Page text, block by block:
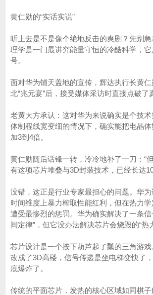
黄仁勋的“实话实说”
听上去是不是像个绝地反击的爽剧？先别
理学是一门最讲究能量守恒的冷酷科学，
号。
面对华为铺天盖地的宣传，辉达执行长黄
北“兆元宴”后，接受媒体采访时直接点破了
老黄大方承认：这对华为来说确实是个技
体制程线宽变细的情况下，确实能把电晶
加3到4倍。
黄仁勋随后话锋一转，冷冷地补了一刀：“
有这项芯片堆叠与3D封装技术，已经长达
没错，这正是行业专家最担心的问题。华
时间维度上暴力榨取性能红利，但在热力
遭受最惨烈的惩罚。华为确实解决了一条信
间定律”，但它没办法解决芯片会烧毁的“热
芯片设计是一个按下葫芦起了瓢的三角游
改成了3D高楼，信号传递是坐电梯变快了
底爆炸了。
传统的平面芯片，发热的核心区域如同棋